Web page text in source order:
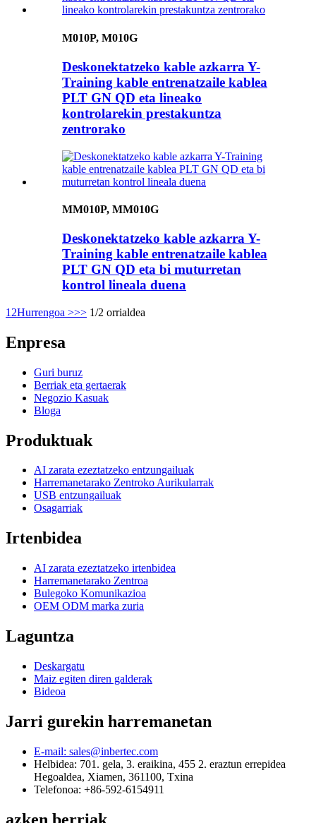
M010P, M010G
Deskonektatzeko kable azkarra Y-
Training kable entrenatzaile kablea
PLT GN QD eta lineako
kontrolarekin prestakuntza
zentrorako
MM010P, MM010G
Deskonektatzeko kable azkarra Y-
Training kable entrenatzaile kablea
PLT GN QD eta bi muturretan
kontrol lineala duena
1 2Hurrengoa >>> 1/2 orrialdea
Enpresa
Guri buruz
Berriak eta gertaerak
Negozio Kasuak
Bloga
Produktuak
AI zarata ezeztatzeko entzungailuak
Harremanetarako Zentroko Aurikularrak
USB entzungailuak
Osagarriak
Irtenbidea
AI zarata ezeztatzeko irtenbidea
Harremanetarako Zentroa
Bulegoko Komunikazioa
OEM ODM marka zuria
Laguntza
Deskargatu
Maiz egiten diren galderak
Bideoa
Jarri gurekin harremanetan
E-mail: sales@inbertec.com
Helbidea: 701. gela, 3. eraikina, 455 2. eraztun errepidea
Hegoaldea, Xiamen, 361100, Txina
Telefonoa: +86-592-6154911
azken berriak